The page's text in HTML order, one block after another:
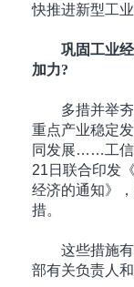
快推进新型工
巩固工业
加力?
多措并举夯
重点产业稳定
同发展……工信
21日联合印发
经济的通知》
措。
这些措施有
部有关负责人